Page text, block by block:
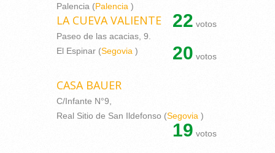
Palencia (Palencia )
22 votos
LA CUEVA VALIENTE
Paseo de las acacias, 9.
El Espinar (Segovia ) 20 votos
CASA BAUER
C/Infante N°9,
Real Sitio de San Ildefonso (Segovia )
19 votos